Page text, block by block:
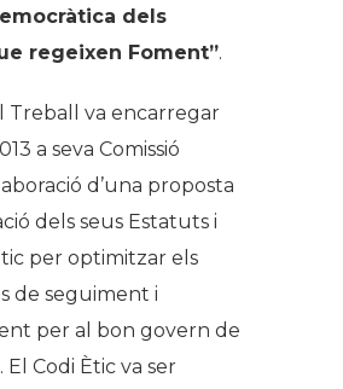
dels
regeixen Foment”.
Treball va encarregar
a seva Comissió
d’una proposta
dels seus Estatuts i
per optimitzar els
de seguiment i
per al bon govern de
El Codi Ètic va ser